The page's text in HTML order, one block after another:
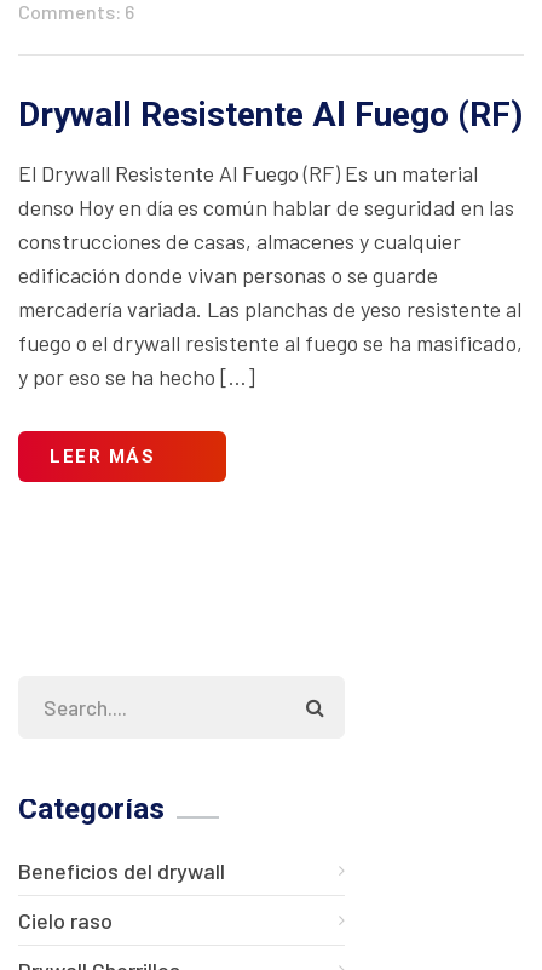
Comments: 6
Drywall Resistente Al Fuego (RF)
El Drywall Resistente Al Fuego (RF) Es un material
denso Hoy en día es común hablar de seguridad en las
construcciones de casas, almacenes y cualquier
edificación donde vivan personas o se guarde
mercadería variada. Las planchas de yeso resistente al
fuego o el drywall resistente al fuego se ha masificado,
y por eso se ha hecho […]
LEER MÁS
Categorías
Beneficios del drywall
Cielo raso